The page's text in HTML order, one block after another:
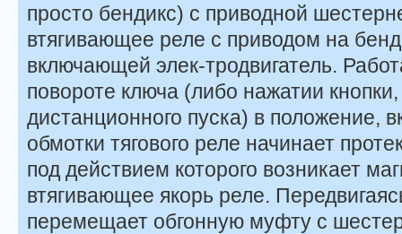
просто бендикс) с приводной
втягивающее реле с приводом на
включающей элек-тродвигатель.
повороте ключа (либо нажатии
дистанционного пуска) в положение,
обмотки тягового реле начинает
под действием которого возникает
втягивающее якорь реле.
перемещает обгонную муфту с